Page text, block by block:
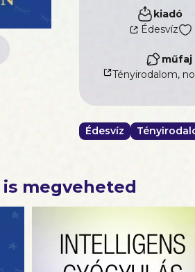
álmaink által
üzenetekhez.
– kell álomnaplót
– jelennek meg a
– törheted meg
– mit rejtenek a
repülés, a különböző
A legjobb
állítottál össze. Kezdd
kiadó
Édesvíz
műfaj
Tényirodalom,
Édesvíz
megveheted